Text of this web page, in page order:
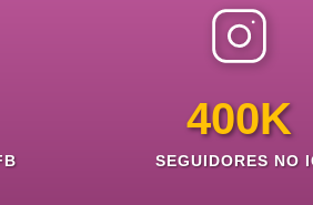
400K
SEGUIDORES NO